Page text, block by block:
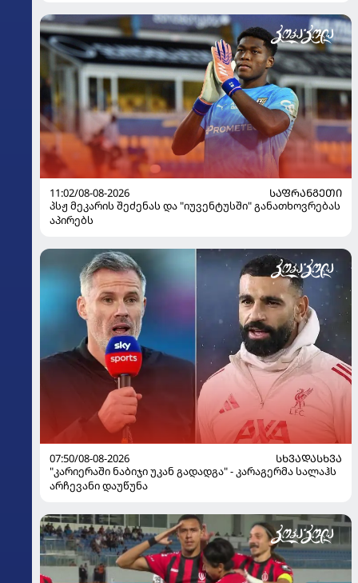
11:02/08-08-2026
ᲡᲐᲤᲠᲐᲜᲒᲔᲗᲘ
პსჟ მეკარის შეძენას და "იუვენტუსში" განათხოვრებას
აპირებს
07:50/08-08-2026
ᲡᲮᲕᲐᲓᲐᲡᲮᲕᲐ
"კარიერაში ნაბიჯი უკან გადადგა" - კარაგერმა სალაჰს
არჩევანი დაუწუნა